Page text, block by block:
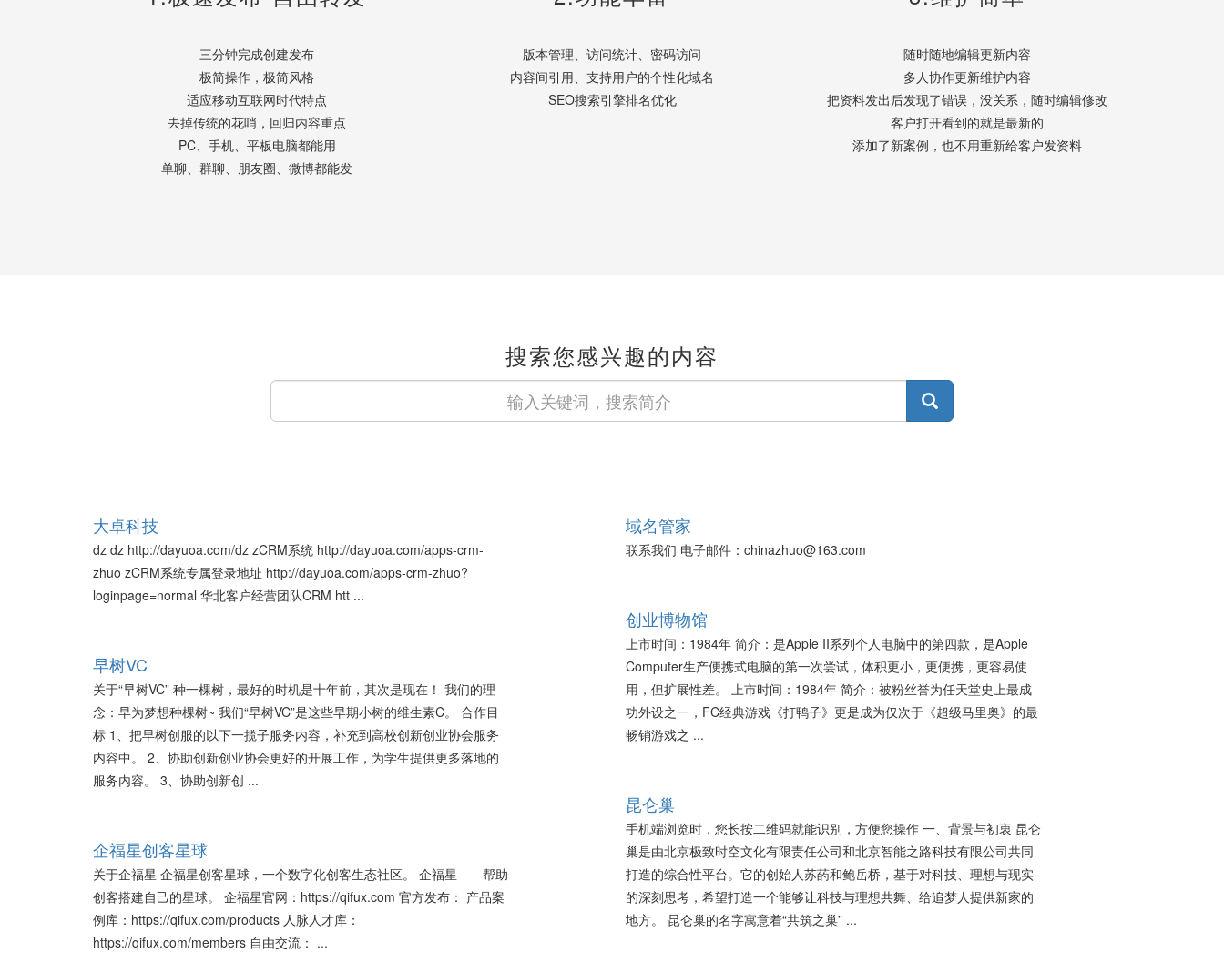
三分钟完成创建发布
极简操作，极简风格
适应移动互联网时代特点
去掉传统的花哨，回归内容重点
PC、手机、平板电脑都能用
单聊、群聊、朋友圈、微博都能发
版本管理、访问统计、密码访问
内容间引用、支持用户的个性化域名
SEO搜索引擎排名优化
随时随地编辑更新内容
多人协作更新维护内容
把资料发出后发现了错误，没关系，随时编辑修改
客户打开看到的就是最新的
添加了新案例，也不用重新给客户发资料
搜索您感兴趣的内容
大卓科技
dz dz http://dayuoa.com/dz zCRM系统 http://dayuoa.com/apps-crm-
zhuo zCRM系统专属登录地址 http://dayuoa.com/apps-crm-zhuo?
loginpage=normal 华北客户经营团队CRM htt ...
早树VC
关于“早树VC” 种一棵树，最好的时机是十年前，其次是现在！ 我们的理
念：早为梦想种棵树~ 我们“早树VC”是这些早期小树的维生素C。 合作目
标 1、把早树创服的以下一揽子服务内容，补充到高校创新创业协会服务
内容中。 2、协助创新创业协会更好的开展工作，为学生提供更多落地的
服务内容。 3、协助创新创 ...
企福星创客星球
关于企福星 企福星创客星球，一个数字化创客生态社区。 企福星——帮助
创客搭建自己的星球。 企福星官网：https://qifux.com 官方发布： 产品案
例库：https://qifux.com/products 人脉人才库：
https://qifux.com/members 自由交流： ...
域名管家
联系我们 电子邮件：chinazhuo@163.com
创业博物馆
上市时间：1984年 简介：是Apple II系列个人电脑中的第四款，是Apple
Computer生产便携式电脑的第一次尝试，体积更小，更便携，更容易使
用，但扩展性差。 上市时间：1984年 简介：被粉丝誉为任天堂史上最成
功外设之一，FC经典游戏《打鸭子》更是成为仅次于《超级马里奥》的最
畅销游戏之 ...
昆仑巢
手机端浏览时，您长按二维码就能识别，方便您操作 一、背景与初衷 昆仑
巢是由北京极致时空文化有限责任公司和北京智能之路科技有限公司共同
打造的综合性平台。它的创始人苏菂和鲍岳桥，基于对科技、理想与现实
的深刻思考，希望打造一个能够让科技与理想共舞、给追梦人提供新家的
地方。 昆仑巢的名字寓意着“共筑之巢” ...